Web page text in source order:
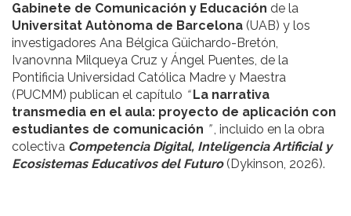
Gabinete de Comunicación y Educación de la
Universitat Autònoma de Barcelona (UAB) y los
investigadores Ana Bélgica Güichardo-Bretón,
Ivanovnna Milqueya Cruz y Ángel Puentes, de la
Pontificia Universidad Católica Madre y Maestra
(PUCMM) publican el capítulo “La narrativa
transmedia en el aula: proyecto de aplicación con
estudiantes de comunicación ”, incluido en la obra
colectiva Competencia Digital, Inteligencia Artificial y
Ecosistemas Educativos del Futuro(Dykinson, 2026).